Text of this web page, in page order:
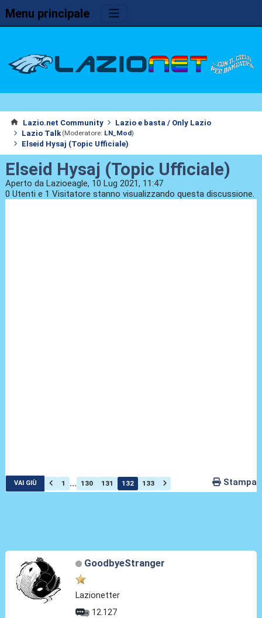
Menu principale
Lazio.net Community
Lazio e basta / Only Lazio
Lazio Talk (Moderatore: LN_Mod)
Elseid Hysaj (Topic Ufficiale)
Elseid Hysaj (Topic Ufficiale)
Aperto da Lazioeagle, 10 Lug 2021, 11:47
0 Utenti e 1 Visitatore stanno visualizzando questa discussione.
VAI GIÙ 1 ... 130 131 132 133 Stampa
GoodbyeStranger
Lazionetter
12.127